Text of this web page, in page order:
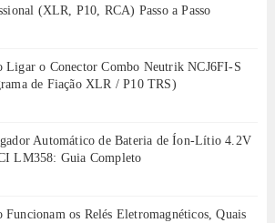
(XLR, P10, RCA) Passo a Passo
Ligar o Conector Combo Neutrik NCJ6FI-S
de Fiação XLR / P10 TRS)
Automático de Bateria de Íon-Lítio 4.2V
LM358: Guia Completo
Funcionam os Relés Eletromagnéticos, Quais